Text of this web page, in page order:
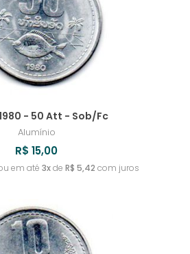
- 50 Att - Sob/Fc
Alumínio
R$ 15,00
em até 3xde R$ 5,42 com juros